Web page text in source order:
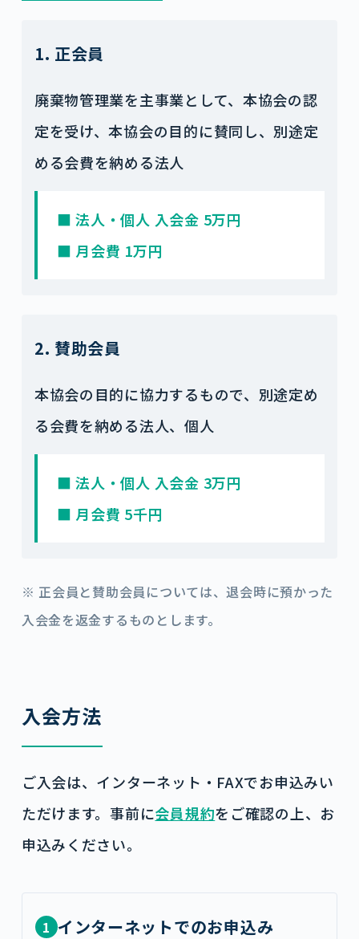
1. 正会員
廃棄物管理業を主事業として、本協会の認
定を受け、本協会の目的に賛同し、別途定
める会費を納める法人
■ 法人・個人 入会金 5万円
■ 月会費 1万円
2. 賛助会員
本協会の目的に協力するもので、別途定め
る会費を納める法人、個人
■ 法人・個人 入会金 3万円
■ 月会費 5千円
※ 正会員と賛助会員については、退会時に預かった
入会金を返金するものとします。
入会方法
ご入会は、インターネット・FAXでお申込みい
ただけます。事前に会員規約をご確認の上、お
申込みください。
1 インターネットでのお申込み